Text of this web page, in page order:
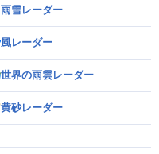
雨雪レーダー
風レーダー
世界の雨雲レーダー
黄砂レーダー